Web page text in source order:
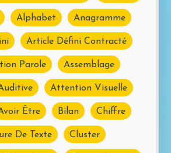
Mot de passe perdu?
Alphabet Anagramme
Article Défini Contracté
Parole Assemblage
Attention Visuelle
Être Bilan Chiffre
De Texte Cluster